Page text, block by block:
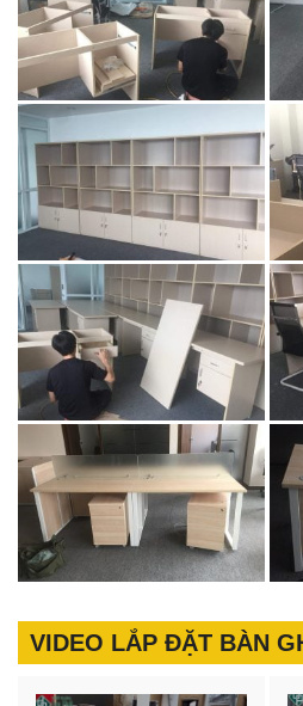
VIDEO LẮP ĐẶT BÀN